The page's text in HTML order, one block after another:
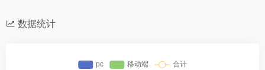
数据统计